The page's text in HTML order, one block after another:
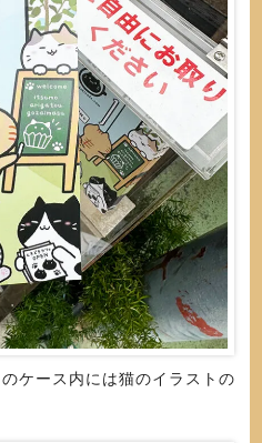
ケース内には猫のイラストの